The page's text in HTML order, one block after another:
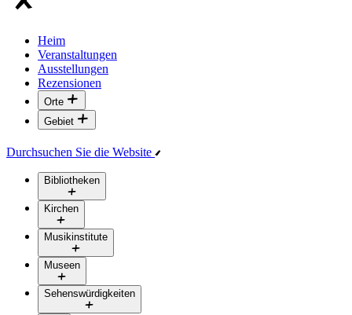
Heim
Veranstaltungen
Ausstellungen
Rezensionen
Orte
Gebiet
Durchsuchen Sie die Website
Bibliotheken
Kirchen
Musikinstitute
Museen
Sehenswürdigkeiten